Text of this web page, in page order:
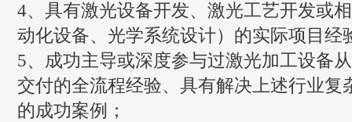
4、具有激光设备开发、激光工艺开发或
动化设备、光学系统设计）的实际项目经
5、成功主导或深度参与过激光加工设备
交付的全流程经验、具有解决上述行业复
的成功案例；